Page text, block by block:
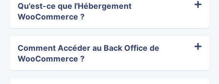
Qu'est-ce que l'Hébergement
WooCommerce ?
Comment Accéder au Back Office de
WooCommerce ?